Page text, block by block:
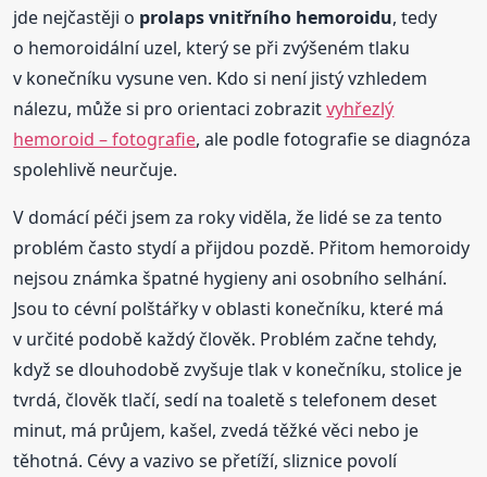
jde nejčastěji o prolaps vnitřního hemoroidu, tedy
o hemoroidální uzel, který se při zvýšeném tlaku
v konečníku vysune ven. Kdo si není jistý vzhledem
nálezu, může si pro orientaci zobrazitvyhřezlý
hemoroid – fotografie, ale podle fotografie se diagnóza
spolehlivě neurčuje.
V domácí péči jsem za roky viděla, že lidé se za tento
problém často stydí a přijdou pozdě. Přitom hemoroidy
nejsou známka špatné hygieny ani osobního selhání.
Jsou to cévní polštářky v oblasti konečníku, které má
v určité podobě každý člověk. Problém začne tehdy,
když se dlouhodobě zvyšuje tlak v konečníku, stolice je
tvrdá, člověk tlačí, sedí na toaletě s telefonem deset
minut, má průjem, kašel, zvedá těžké věci nebo je
těhotná. Cévy a vazivo se přetíží, sliznice povolí